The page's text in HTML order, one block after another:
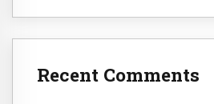
Recent Comments